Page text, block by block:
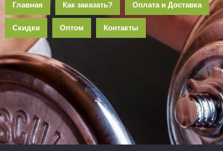
Главная Как заказать? Оплата и Доставка
Скидки Оптом Контакты